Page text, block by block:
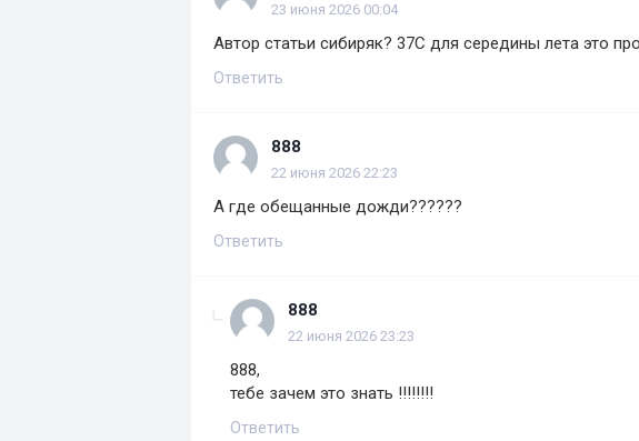
23 июня 2026 00:04
Автор статьи сибиряк? 37С для середины лета это
Ответить
888
22 июня 2026 22:23
А где обещанные дожди??????
Ответить
888
22 июня 2026 23:23
888,
тебе зачем это знать !!!!!!!!
Ответить